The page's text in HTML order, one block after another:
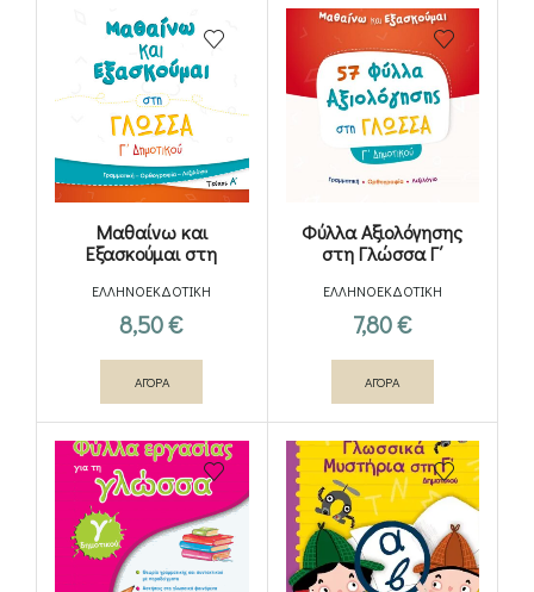
Μαθαίνω και
Εξασκούμαι στη
(Α΄ τεύχος)
ΕΛΛΗΝΟΕΚΔΟΤΙΚΗ
8,50€
ΑΓΟΡΑ
Φύλλα Αξιολόγησης
στη Γλώσσα Γ΄
ΕΛΛΗΝΟΕΚΔΟΤΙΚΗ
7,80€
ΑΓΟΡΑ